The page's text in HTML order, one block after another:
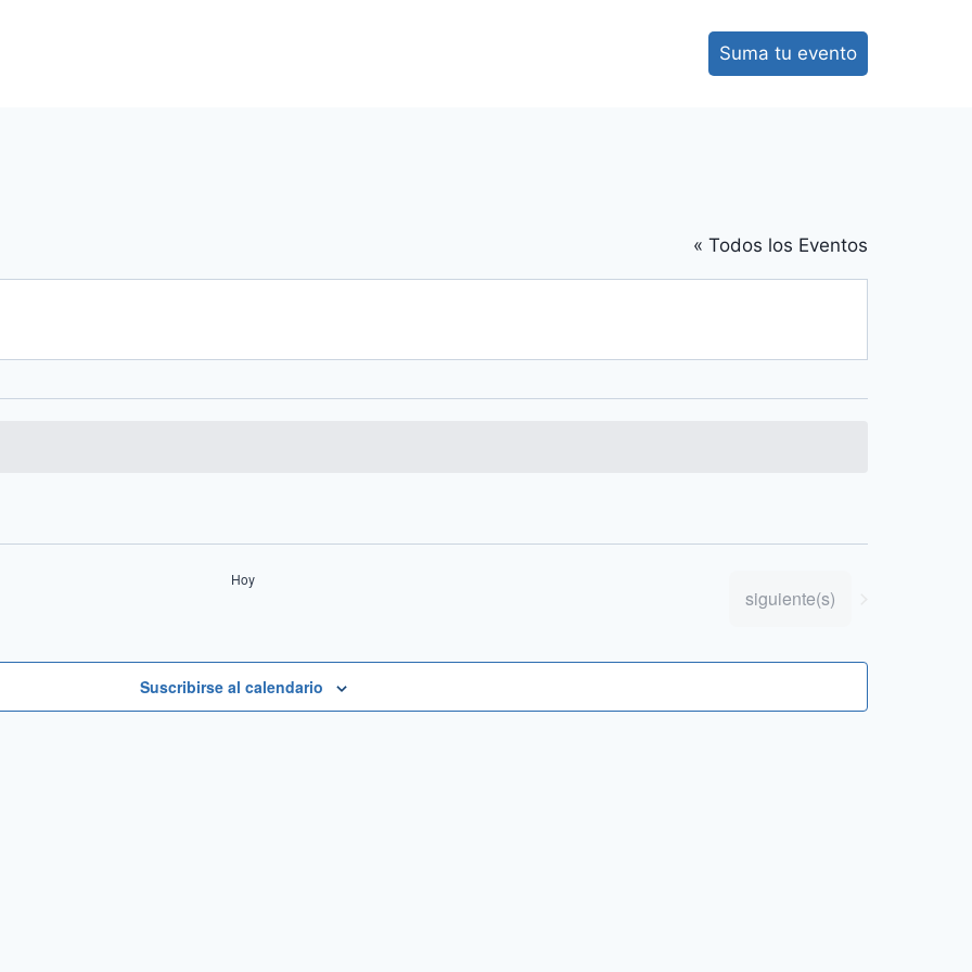
Suma tu evento
« Todos los Eventos
Hoy
Eventos
siguiente(s)
Suscribirse al calendario